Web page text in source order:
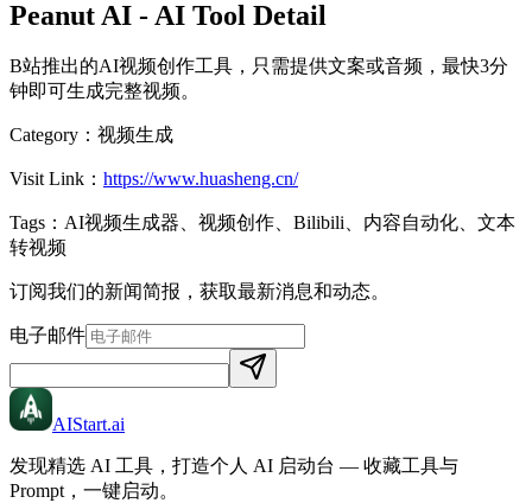
Peanut AI - AI Tool Detail
B站推出的AI视频创作工具，只需提供文案或音频，最快3分
钟即可生成完整视频。
Category： 视频生成
Visit Link： https://www.huasheng.cn/
Tags： AI视频生成器、视频创作、Bilibili、内容自动化、文本
转视频
订阅我们的新闻简报，获取最新消息和动态。
电子邮件
AIStart.ai
发现精选 AI 工具，打造个人 AI 启动台 — 收藏工具与
Prompt，一键启动。